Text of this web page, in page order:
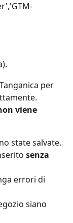
per
viene
state salvate.
senza
errori di
siano